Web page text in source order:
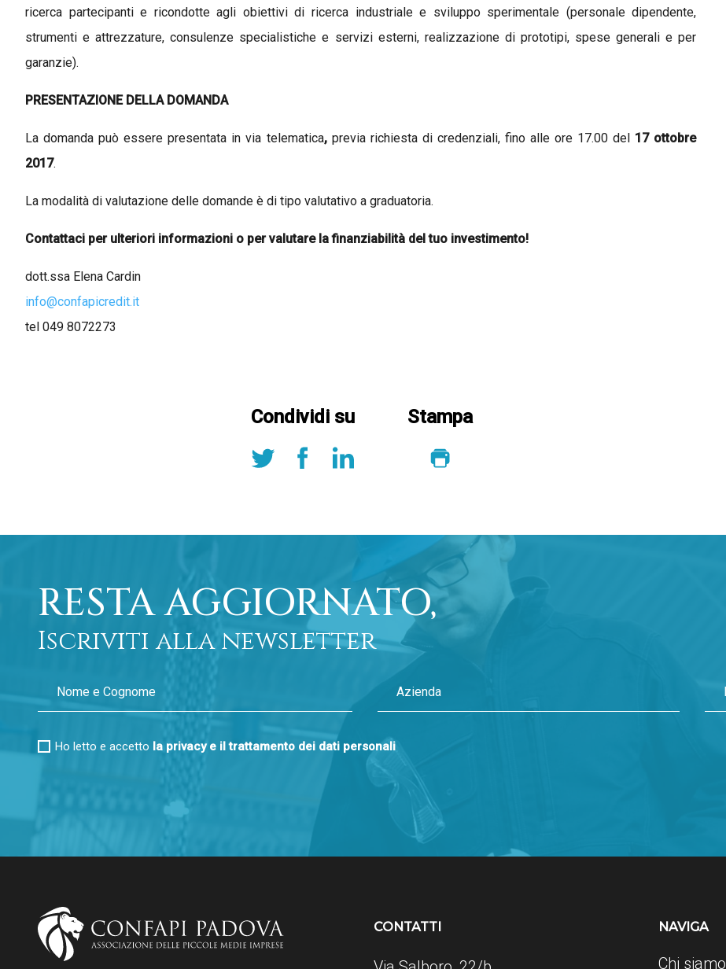
ricerca partecipanti e ricondotte agli obiettivi di ricerca industriale e sviluppo sperimentale (personale dipendente,
strumenti e attrezzature, consulenze specialistiche e servizi esterni, realizzazione di prototipi, spese generali e per
garanzie).
PRESENTAZIONE DELLA DOMANDA
La domanda può essere presentata in via telematica,previa richiesta di credenziali, fino alle ore 17.00 del 17 ottobre
2017.
La modalità di valutazione delle domande è di tipo valutativo a graduatoria.
Contattaci per ulteriori informazioni o per valutare la finanziabilità del tuo investimento!
dott.ssa Elena Cardin
info@confapicredit.it
tel 049 8072273
Condividi su Stampa
RESTA AGGIORNATO,
Iscriviti alla newsletter
Ho letto e accetto la privacy e il trattamento dei dati personali
CONTATTI NAVIGA
Chi siamo